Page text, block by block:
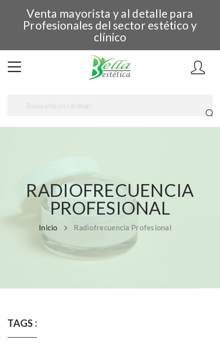
Venta mayorista y al detalle para
Profesionales del sector estético y
clínico
RADIOFRECUENCIA
PROFESIONAL
Inicio Radiofrecuencia Profesional
TAGS :